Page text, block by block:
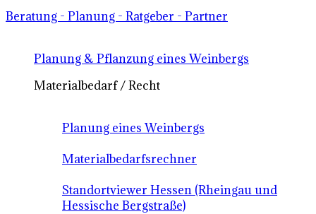
Beratung - Planung - Ratgeber - Partner
Planung & Pflanzung eines Weinbergs
Materialbedarf / Recht
Planung eines Weinbergs
Materialbedarfsrechner
Standortviewer Hessen (Rheingau und
Hessische Bergstraße)